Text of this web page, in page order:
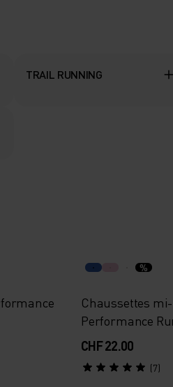
TRAIL RUNNING
%
Chaussettes
Performance
CHF 22.00
(7)